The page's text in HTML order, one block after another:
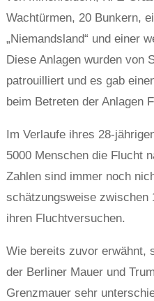
Wachtürmen, 20 Bunkern,
„Niemandsland“ und einer
Diese Anlagen wurden von
patrouilliert und es gab
beim Betreten der Anlagen
Im Verlaufe ihres 28-
5000 Menschen die Flucht
Zahlen sind immer noch
schätzungsweise zwischen
ihren Fluchtversuchen.
Wie bereits zuvor erwähnt,
der Berliner Mauer und
Grenzmauer sehr